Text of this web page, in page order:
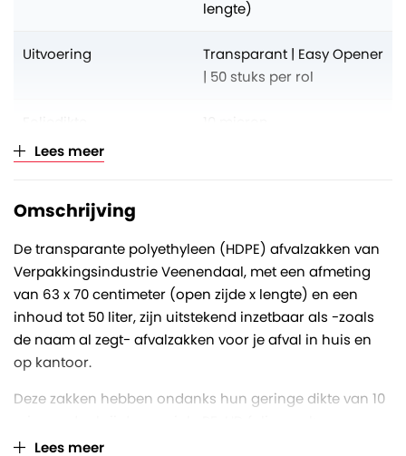
lengte)
Uitvoering
Transparant | Easy Opener
| 50 stuks per rol
Kleur
Materiaal
Lees meer
Omschrijving
De transparante polyethyleen (HDPE) afvalzakken van
Verpakkingsindustrie Veenendaal, met een afmeting
van 63 x 70 centimeter (open zijde x lengte) en een
inhoud tot 50 liter, zijn uitstekend inzetbaar als -zoals
de naam al zegt- afvalzakken voor je afval in huis en
op kantoor.
Deze zakken hebben ondanks hun geringe dikte van 10
trekweerstand. Zo zijn ze sterk genoeg om al uw afval te
Lees meer